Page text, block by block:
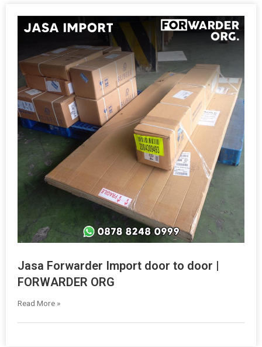
Jasa Forwarder Import door to door |
FORWARDER ORG
Read More »